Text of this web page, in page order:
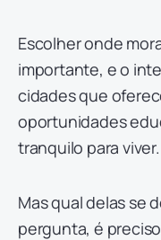
Escolher onde
importante, e o
cidades que
oportunidades
tranquilo para viver.
Mas qual delas se
pergunta, é